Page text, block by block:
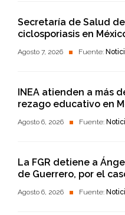
Secretaría de Salud
ciclosporiasis en
Agosto 7, 2026 Fuente:
INEA atienden a más
rezago educativo en
Agosto 6, 2026 Fuente:
La FGR detiene a
de Guerrero, por el
Agosto 6, 2026 Fuente: